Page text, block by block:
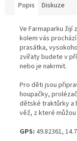
Popis Diskuze
Ve Farmaparku žijí
kolem vás
prasátka,
zvířaty budete v
nebo je nakrmit.
Pro děti jsou
houpačky,
dětské traktůrky a
věž, z které
GPS: 49.82361,